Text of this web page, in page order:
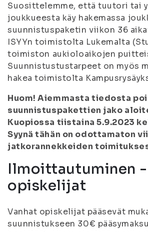
Suosittelemme, että tuutori tai
joukkueesta käy hakemassa
suunnistuspaketin viikon 36
ISYYn toimistolta Lukemalta
toimiston aukioloaikojen
Suunnistustustarpeet on myös
hakea toimistolta
Huom! Aiemmasta tiedosta
suunnistuspakettien jako
Kuopiossa tiistaina 5.9.2023
Syynä tähän on odottamaton
jatkorannekkeiden
Ilmoittautuminen -
opiskelijat
Vanhat opiskelijat pääsevät
suunnistukseen 30€